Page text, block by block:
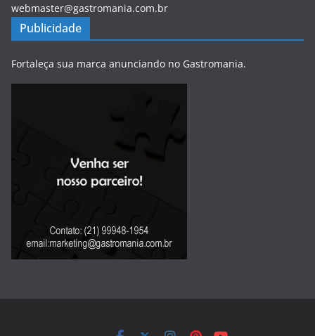
webmaster@gastromania.com.br
Publicidade
Fortaleça sua marca anunciando no Gastromania.